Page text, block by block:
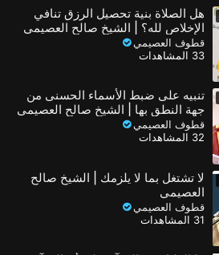
هل الصلاة بنية تحصيل الرزق تنافي
الإخلاص لله؟ | الشيخ صالح العصيمي
قطوف العصيمي
33 المشاهدات
تنبيه على ضبط الأسماء الحسنى من
جهة النطق بها | الشيخ صالح العصيمي
قطوف العصيمي
32 المشاهدات
لا تشتغل بما لا يلزمك | الشيخ صالح
العصيمي
قطوف العصيمي
31 المشاهدات